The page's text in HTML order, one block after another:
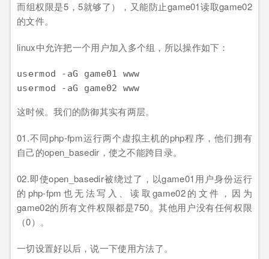
而组权限是5，5就够了），又能防止game01读取game02
的文件。
linux中允许把一个用户加入多个组，所以操作如下：
usermod -aG game01 www
这时候。我们的防御其实有两层。
01.不同php-fpm运行两个虚拟主机的php程序，他们拥有
自己的open_basedir，使之不能跨目录。
02.即使open_basedir被绕过了，以game01用户身份运行
的php-fpm也无法写入、读取game02的文件，因为
game02的所有文件权限都是750。其他用户没有任何权限
（0）。
一切设置好以后，说一下使用方法了。